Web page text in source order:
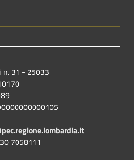
n. 31 - 25033
7058111